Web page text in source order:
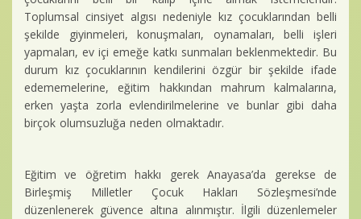
Toplumsal cinsiyet algısı nedeniyle kız çocuklarından belli
şekilde giyinmeleri, konuşmaları, oynamaları, belli işleri
yapmaları, ev içi emeğe katkı sunmaları beklenmektedir. Bu
durum kız çocuklarının kendilerini özgür bir şekilde ifade
edememelerine, eğitim hakkından mahrum kalmalarına,
erken yaşta zorla evlendirilmelerine ve bunlar gibi daha
birçok olumsuzluğa neden olmaktadır.
Eğitim ve öğretim hakkı gerek Anayasa’da gerekse de
Birleşmiş Milletler Çocuk Hakları Sözleşmesi’nde
düzenlenerek güvence altına alınmıştır. İlgili düzenlemeler